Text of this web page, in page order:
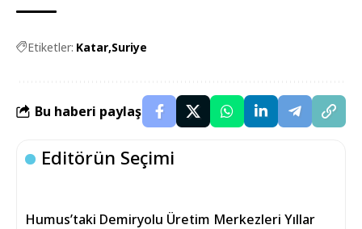
Etiketler: Katar Suriye
Bu haberi paylaş
Editörün Seçimi
Humus’taki Demiryolu Üretim Merkezleri Yıllar